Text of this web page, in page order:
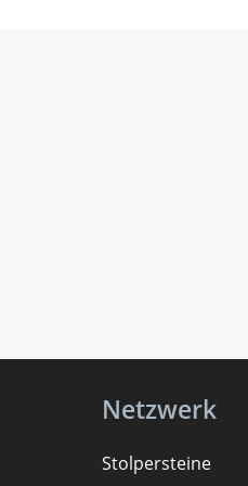
Netzwerk
Stolpersteine